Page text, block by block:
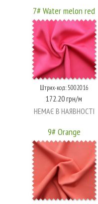
7# Water melon red
Штрих-код: 5002016
172.20 грн/м
НЕМАЄ В НАЯВНОСТІ
9# Orange